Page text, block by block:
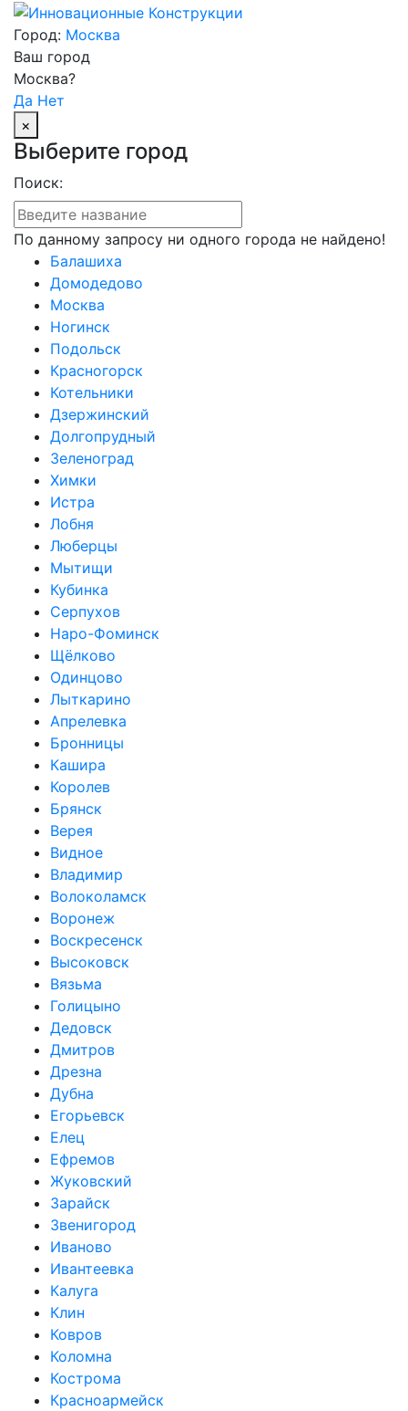
Город: Москва
Ваш город
Москва?
Да Нет
×
Выберите город
Поиск:
По данному запросу ни одного города не найдено!
Балашиха
Домодедово
Москва
Ногинск
Подольск
Красногорск
Котельники
Дзержинский
Долгопрудный
Зеленоград
Химки
Истра
Лобня
Люберцы
Мытищи
Кубинка
Серпухов
Наро-Фоминск
Щёлково
Одинцово
Лыткарино
Апрелевка
Бронницы
Кашира
Королев
Брянск
Верея
Видное
Владимир
Волоколамск
Воронеж
Воскресенск
Высоковск
Вязьма
Голицыно
Дедовск
Дмитров
Дрезна
Дубна
Егорьевск
Елец
Ефремов
Жуковский
Зарайск
Звенигород
Иваново
Ивантеевка
Калуга
Клин
Ковров
Коломна
Кострома
Красноармейск